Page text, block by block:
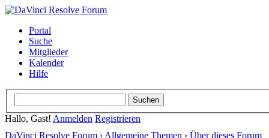
Portal
Suche
Mitglieder
Kalender
Hilfe
Hallo, Gast! Anmelden Registrieren
DaVinci Resolve Forum › Allgemeine Themen › Über dieses Forum